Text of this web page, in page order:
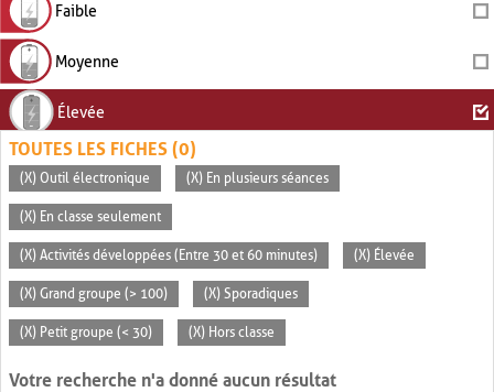
Faible
Moyenne
Élevée
TOUTES LES FICHES (0)
(X) Outil électronique (X) En plusieurs séances
(X) En classe seulement
(X) Activités développées (Entre 30 et 60 minutes) (X) Élevée
(X) Grand groupe (> 100) (X) Sporadiques
(X) Petit groupe (< 30) (X) Hors classe
Votre recherche n'a donné aucun résultat